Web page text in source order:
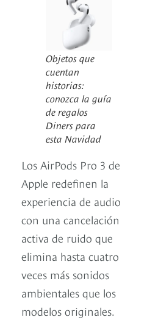
Objetos que
cuentan
historias:
conozca la guía
de regalos
Diners para
esta Navidad
Los AirPods Pro 3 de
Apple redefinen la
experiencia de audio
con una cancelación
activa de ruido que
elimina hasta cuatro
veces más sonidos
ambientales que los
modelos originales.